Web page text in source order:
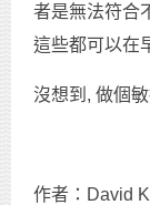
者是無法符合
這些都可以在
沒想到, 做個
作者：David